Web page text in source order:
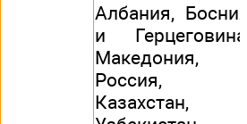
Албания,
и
Македония,
Россия,
Казахстан,